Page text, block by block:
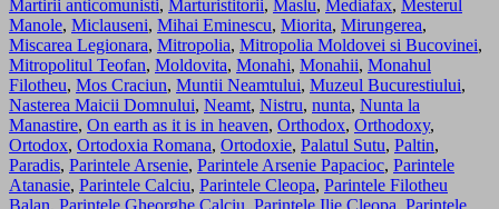
Martirii anticomunisti, Marturistitorii, Maslu, Mediafax, Mesterul
Manole, Miclauseni, Mihai Eminescu, Miorita, Mirungerea,
Miscarea Legionara, Mitropolia, Mitropolia Moldovei si Bucovinei,
Mitropolitul Teofan, Moldovita, Monahi, Monahii, Monahul
Filotheu, Mos Craciun, Muntii Neamtului, Muzeul Bucurestiului,
Nasterea Maicii Domnului, Neamt, Nistru, nunta, Nunta la
Manastire, On earth as it is in heaven, Orthodox, Orthodoxy,
Ortodox, Ortodoxia Romana, Ortodoxie, Palatul Sutu, Paltin,
Paradis, Parintele Arsenie, Parintele Arsenie Papacioc, Parintele
Atanasie, Parintele Calciu, Parintele Cleopa, Parintele Filotheu
Balan, Parintele Gheorghe Calciu, Parintele Ilie Cleopa, Parintele